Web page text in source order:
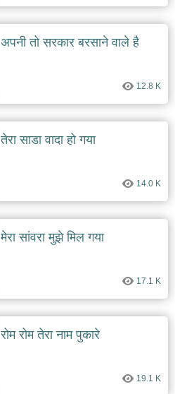
अपनी तो सरकार बरसाने वाले है
12.8 K
तेरा साडा वादा हो गया
14.0 K
मेरा सांवरा मुझे मिल गया
17.1 K
रोम रोम तेरा नाम पुकारे
19.1 K